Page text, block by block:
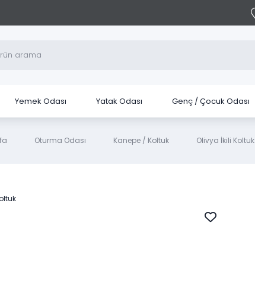
Yemek Odası Yatak Odası Genç / Çocuk Odası
Oturma Odası Kanepe / Koltuk Olivya İkili Koltuk